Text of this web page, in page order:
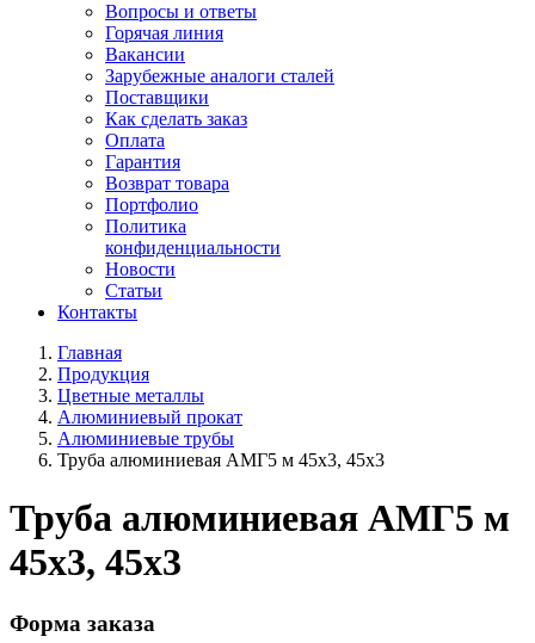
Вопросы и ответы
Горячая линия
Вакансии
Зарубежные аналоги сталей
Поставщики
Как сделать заказ
Оплата
Гарантия
Возврат товара
Портфолио
Политика
конфиденциальности
Новости
Статьи
Контакты
Главная
Продукция
Цветные металлы
Алюминиевый прокат
Алюминиевые трубы
Труба алюминиевая АМГ5 м 45х3, 45х3
Труба алюминиевая АМГ5 м
45х3, 45х3
Форма заказа